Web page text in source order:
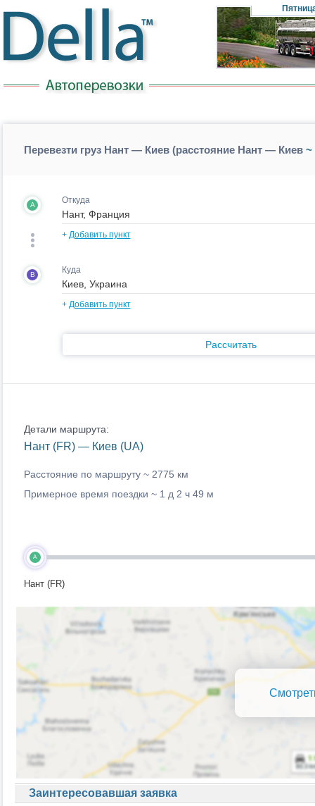
Перевезти груз Нант — Киев (расстояние Нант — Киев~
A Откуда
+ Добавить пункт
B Куда
+ Добавить пункт
Рассчитать
Детали маршрута:
Нант (FR) — Киев (UA)
Расстояние по маршруту ~ 2775 км
Примерное время поездки ~ 1 д 2 ч 49 м
A
Нант (FR)
Заинтересовавшая заявка